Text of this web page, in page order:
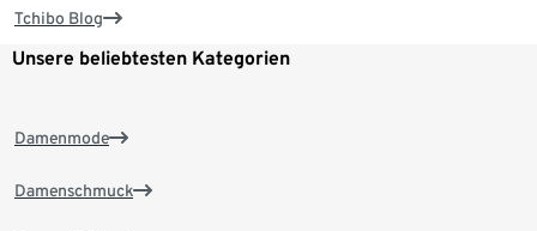
Tchibo Blog
Unsere beliebtesten Kategorien
Damenmode
Damenschmuck